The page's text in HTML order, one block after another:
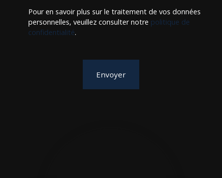
Pour en savoir plus sur le traitement de vos données
personnelles, veuillez consulter notre politique de
confidentialité.
Envoyer